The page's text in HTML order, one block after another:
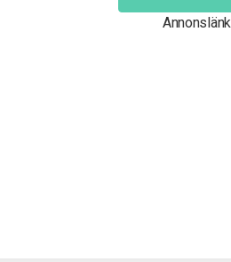
Annonslänk